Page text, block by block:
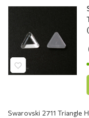
Swarovski 2711 Triangle